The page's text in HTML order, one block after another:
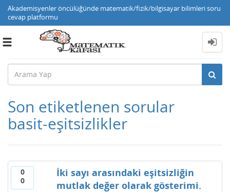
Akademisyenler öncülüğünde matematik/fizik/bilgisayar bilimleri soru
cevap platformu
Toggle
Son etiketlenen sorular
basit-eşitsizlikler
0
0
İki sayı arasındaki eşitsizliğin
mutlak değer olarak gösterimi.